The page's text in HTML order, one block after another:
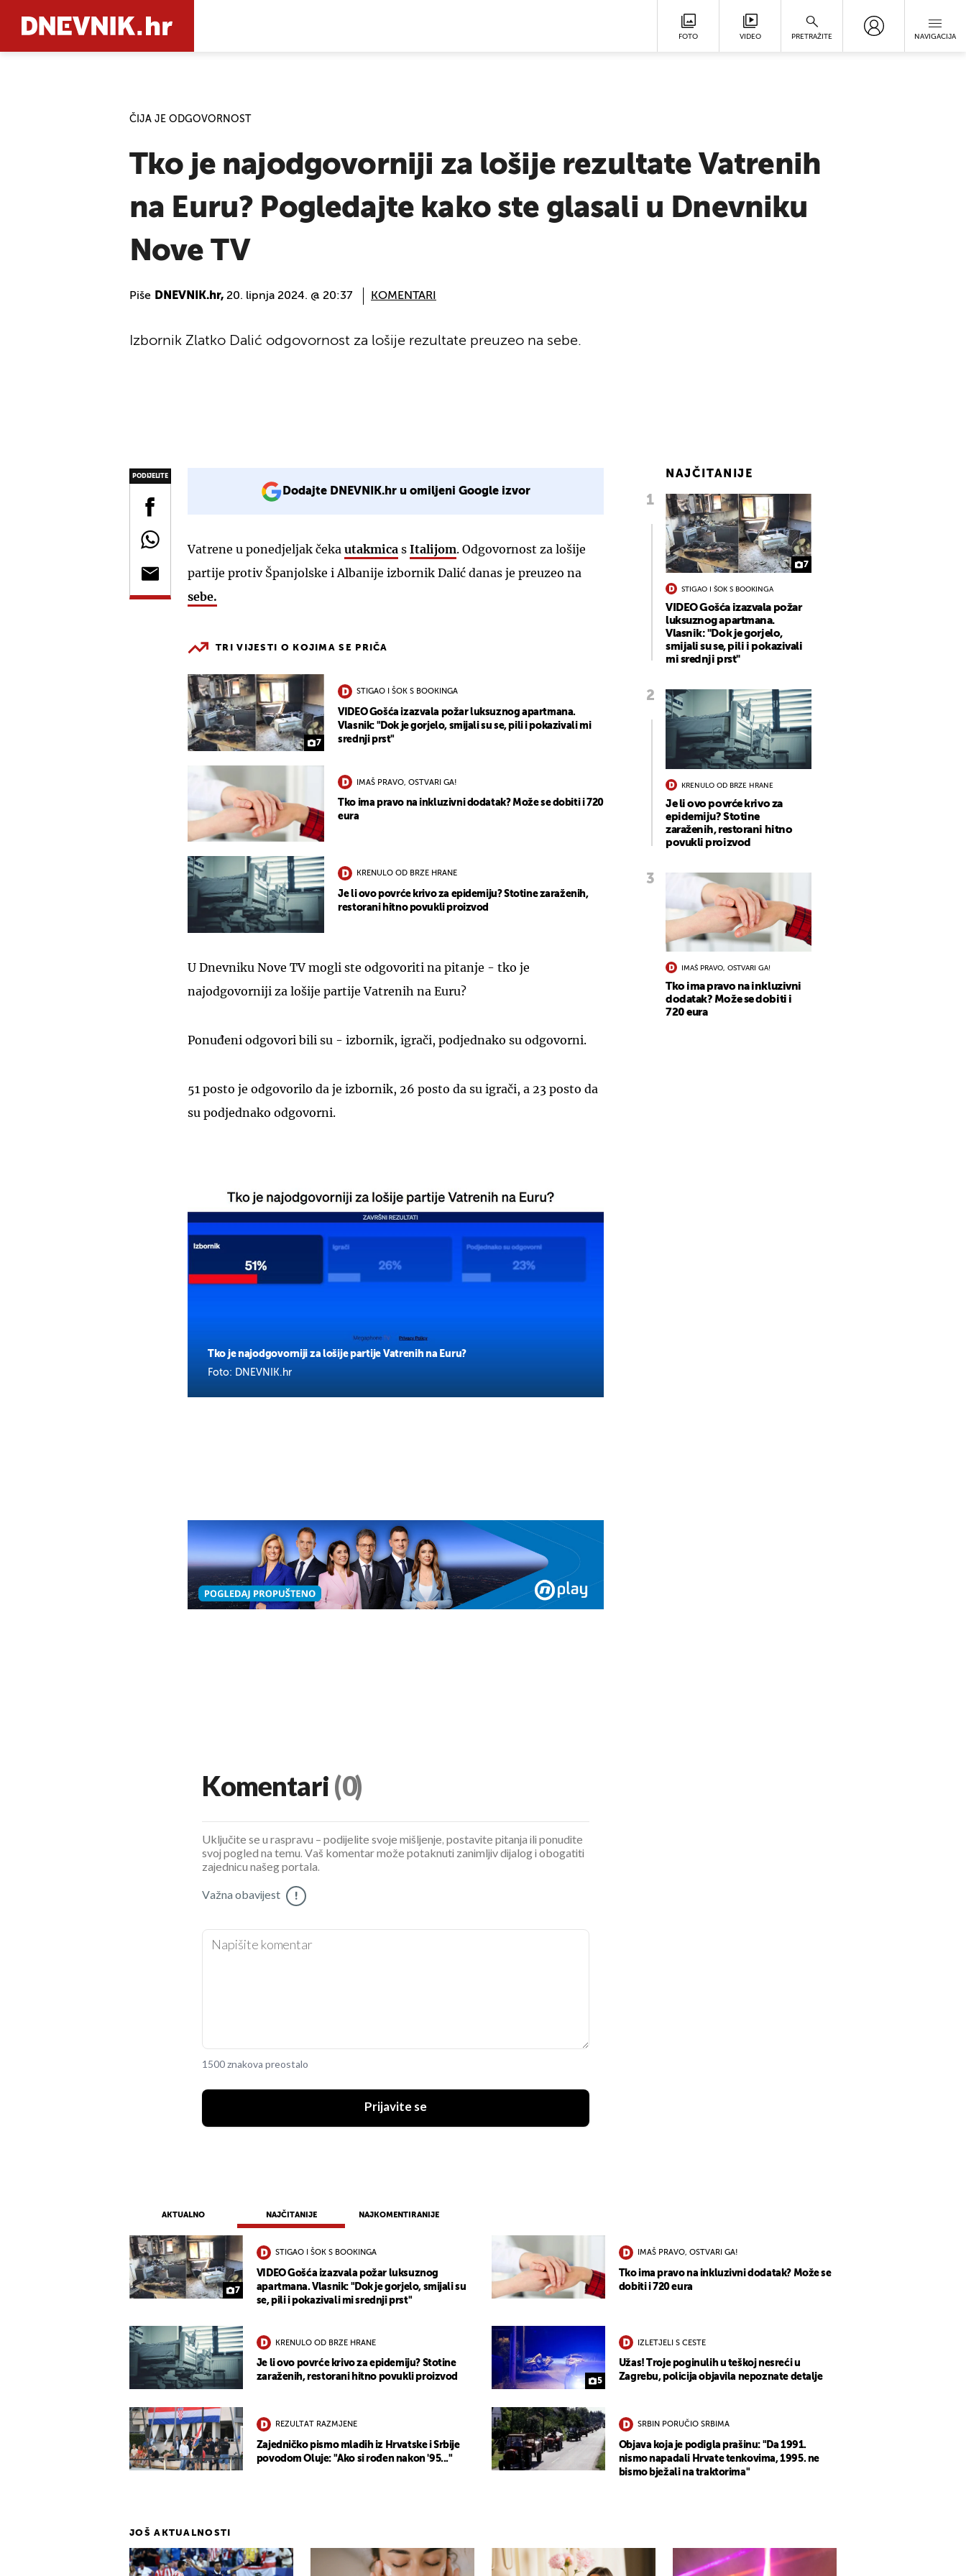
FOTO VIDEO PRETRAŽITE NAVIGACIJA
ČIJA JE ODGOVORNOST
Tko je najodgovorniji za lošije rezultate Vatrenih
na Euru? Pogledajte kako ste glasali u Dnevniku
Nove TV
Piše DNEVNIK.hr, 20. lipnja 2024. @ 20:37 KOMENTARI
Izbornik Zlatko Dalić odgovornost za lošije rezultate preuzeo na sebe.
PODIJELITE
Dodajte DNEVNIK.hr u omiljeni Google izvor
Vatrene u ponedjeljak čeka utakmica s Italijom. Odgovornost za lošije
partije protiv Španjolske i Albanije izbornik Dalić danas je preuzeo na
sebe.
TRI VIJESTI O KOJIMA SE PRIČA
7
STIGAO I ŠOK S BOOKINGA
VIDEO Gošća izazvala požar luksuznog apartmana.
Vlasnik: "Dok je gorjelo, smijali su se, pili i pokazivali mi
srednji prst"
IMAŠ PRAVO, OSTVARI GA!
Tko ima pravo na inkluzivni dodatak? Može se dobiti i 720
eura
KRENULO OD BRZE HRANE
Je li ovo povrće krivo za epidemiju? Stotine zaraženih,
restorani hitno povukli proizvod
U Dnevniku Nove TV mogli ste odgovoriti na pitanje - tko je
najodgovorniji za lošije partije Vatrenih na Euru?
Ponuđeni odgovori bili su - izbornik, igrači, podjednako su odgovorni.
51 posto je odgovorilo da je izbornik, 26 posto da su igrači, a 23 posto da
su podjednako odgovorni.
Tko je najodgovorniji za lošije partije Vatrenih na Euru?
Foto: DNEVNIK.hr
NAJČITANIJE
7
STIGAO I ŠOK S BOOKINGA
VIDEO Gošća izazvala požar
luksuznog apartmana.
Vlasnik: "Dok je gorjelo,
smijali su se, pili i pokazivali
mi srednji prst"
KRENULO OD BRZE HRANE
Je li ovo povrće krivo za
epidemiju? Stotine
zaraženih, restorani hitno
povukli proizvod
IMAŠ PRAVO, OSTVARI GA!
Tko ima pravo na inkluzivni
dodatak? Može se dobiti i
720 eura
Komentari (0)
Uključite se u raspravu – podijelite svoje mišljenje, postavite pitanja ili ponudite
svoj pogled na temu. Vaš komentar može potaknuti zanimljiv dijalog i obogatiti
zajednicu našeg portala.
Važna obavijest !
1500 znakova preostalo
Prijavite se
AKTUALNO NAJČITANIJE NAJKOMENTIRANIJE
7
STIGAO I ŠOK S BOOKINGA
VIDEO Gošća izazvala požar luksuznog
apartmana. Vlasnik: "Dok je gorjelo, smijali su
se, pili i pokazivali mi srednji prst"
IMAŠ PRAVO, OSTVARI GA!
Tko ima pravo na inkluzivni dodatak? Može se
dobiti i 720 eura
KRENULO OD BRZE HRANE
Je li ovo povrće krivo za epidemiju? Stotine
zaraženih, restorani hitno povukli proizvod
5
IZLETJELI S CESTE
Užas! Troje poginulih u teškoj nesreći u
Zagrebu, policija objavila nepoznate detalje
REZULTAT RAZMJENE
Zajedničko pismo mladih iz Hrvatske i Srbije
povodom Oluje: "Ako si rođen nakon '95..."
SRBIN PORUČIO SRBIMA
Objava koja je podigla prašinu: "Da 1991.
nismo napadali Hrvate tenkovima, 1995. ne
bismo bježali na traktorima"
JOŠ AKTUALNOSTI